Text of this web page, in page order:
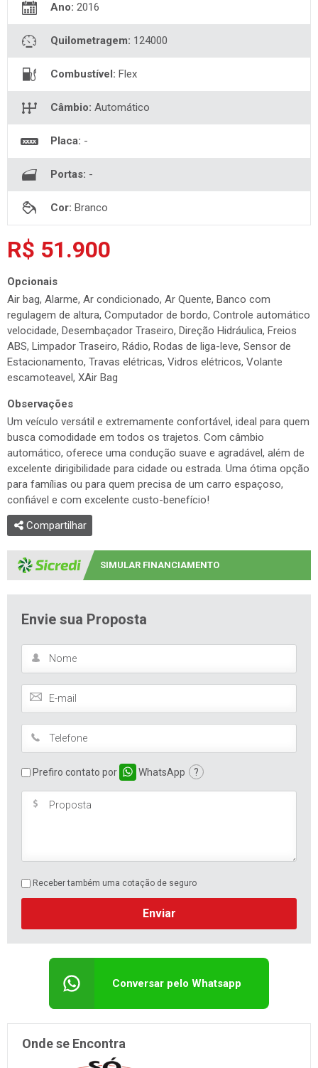
Ano: 2016
Quilometragem: 124000
Combustível: Flex
Câmbio: Automático
Placa: -
Portas: -
Cor: Branco
R$ 51.900
Opcionais
Air bag, Alarme, Ar condicionado, Ar Quente, Banco com
regulagem de altura, Computador de bordo, Controle automático
velocidade, Desembaçador Traseiro, Direção Hidráulica, Freios
ABS, Limpador Traseiro, Rádio, Rodas de liga-leve, Sensor de
Estacionamento, Travas elétricas, Vidros elétricos, Volante
escamoteavel, XAir Bag
Observações
Um veículo versátil e extremamente confortável, ideal para quem
busca comodidade em todos os trajetos. Com câmbio
automático, oferece uma condução suave e agradável, além de
excelente dirigibilidade para cidade ou estrada. Uma ótima opção
para famílias ou para quem precisa de um carro espaçoso,
confiável e com excelente custo-benefício!
Compartilhar
SIMULAR FINANCIAMENTO
Envie sua Proposta
Prefiro contato por WhatsApp ?
Receber também uma cotação de seguro
Enviar
Conversar pelo Whatsapp
Onde se Encontra